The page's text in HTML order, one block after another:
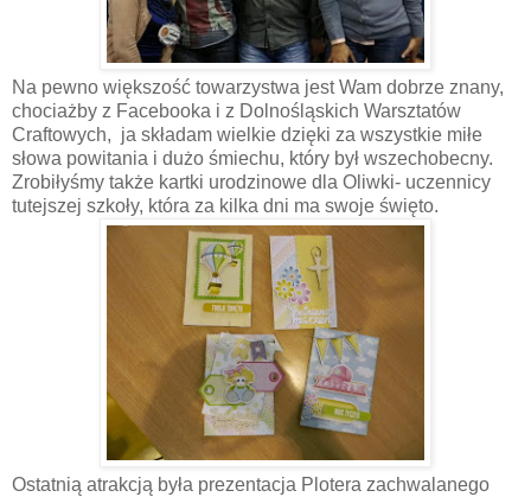
Na pewno większość towarzystwa jest Wam dobrze znany,
chociażby z Facebooka i z Dolnośląskich Warsztatów
Craftowych, ja składam wielkie dzięki za wszystkie miłe
słowa powitania i dużo śmiechu, który był wszechobecny.
Zrobiłyśmy także kartki urodzinowe dla Oliwki- uczennicy
tutejszej szkoły, która za kilka dni ma swoje święto.
Ostatnią atrakcją była prezentacja Plotera zachwalanego